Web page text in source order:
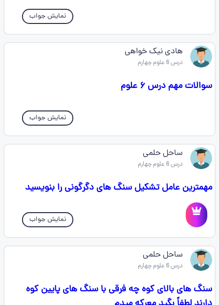
نمایش جواب
هادی نیک خواهی
درس 6 علوم چهارم
سوالات مهم درس ۶ علوم
نمایش جواب
ساحل حلمی
درس 6 علوم چهارم
مهمترین عامل تشکیل سنگ های دگرگونی را بنویسید
نمایش جواب
ساحل حلمی
درس 6 علوم چهارم
سنگ های بالای کوه چه فرقی با سنگ های پایین کوه